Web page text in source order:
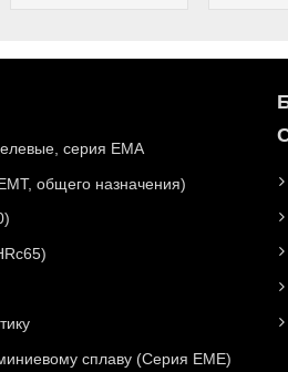
серия EMA
общего назначения)
сплаву (Серия EME)